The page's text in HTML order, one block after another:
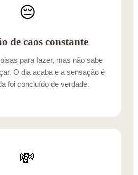
😔
de caos constante
para fazer, mas não sabe
O dia acaba e a sensação é
foi concluído de verdade.
💸